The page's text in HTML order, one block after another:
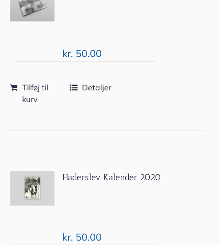
kr. 50.00
Tilføj til
kurv
Detaljer
Haderslev Kalender 2020
kr. 50.00